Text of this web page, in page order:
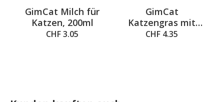
Average rating of 4.3 out of 5 stars
GimCat Milch für
Katzen, 200ml
CHF 3.05
Average rating of 4 out of
GimCat
Katzengras mit
natürlicher
CHF 4.35